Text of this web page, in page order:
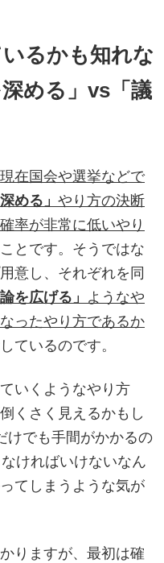
るかも知れな
める」vs「議
現在国会や選挙などで
める」 やり方の決断
率が非常に低いやり
とです。そうではな
意し、それぞれを同
論を広げる」 ようなや
ったやり方であるか
ているのです。
いくようなやり方
くさく見えるかもし
けでも手間がかかるの
ければいけないなん
てしまうような気が
りますが、最初は確